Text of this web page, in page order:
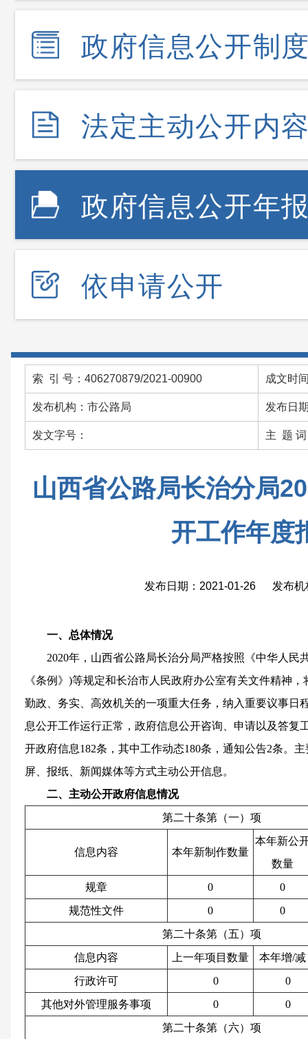
政府信息公开制
法定主动公开内
政府信息公开年
依申请公开
索 引 号：406270879/2021-00900 成文时
发布机构：市公路局 发布日
发文字号： 主 题 词
山西省公路局长治分局
开工作年度
发布日期：2021-01-26 发布机
一、总体情况
2020年，山西省公路局长治分局严格按照《中华人民
《条例》)等规定和长治市人民政府办公室有关文件精神
勤政、务实、高效机关的一项重大任务，纳入重要议事日
息公开工作运行正常，政府信息公开咨询、申请以及答复
开政府信息182条，其中工作动态180条，通知公告2条。
屏、报纸、新闻媒体等方式主动公开信息。
二、主动公开政府信息情况
第二十条第（一）项
信息内容 本年新制作数量
本年新公
数量
规章
0
0
规范性文件
0
0
第二十条第（五）项
信息内容
上一年项目数量
本年增/减
行政许可
0
0
其他对外管理服务事项
0
0
第二十条第（六）项